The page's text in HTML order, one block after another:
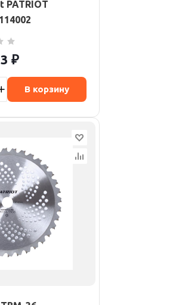
PATRIOT
₽
В корзину